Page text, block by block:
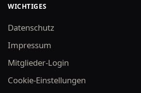
WICHTIGES
Datenschutz
Impressum
Mitglieder-Login
Cookie-Einstellungen